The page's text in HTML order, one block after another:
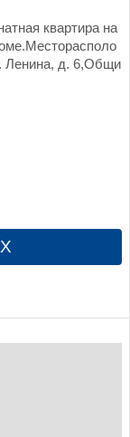
квартира на
Ленина, д. 6,Общи